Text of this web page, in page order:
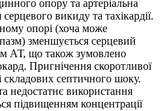
опору та артеріальна
викиду та тахікардії.
опорі (хоча може
зменшується серцевий
АТ, що також зумовлено
Пригнічення скоротливої
складових септичного шоку.
недостатнє використання
підвищенням концентрації